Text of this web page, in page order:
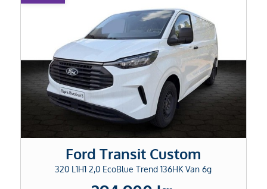
Ford Transit Custom
320 L1H1 2,0 EcoBlue Trend 136HK Van 6g